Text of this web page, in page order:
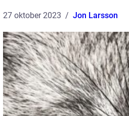
27 oktober 2023 Jon Larsson